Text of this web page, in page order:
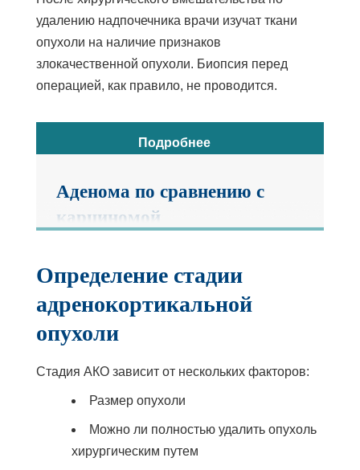
удалению надпочечника врачи изучат ткани
опухоли на наличие признаков
злокачественной опухоли. Биопсия перед
операцией, как правило, не проводится.
Подробнее
Аденома по сравнению с
карциномой
аденомы (доброкачественные) или
карциномы (злокачественные). У детей
возникать затруднения. Не все
карциномы характеризуются
опухоли, первоначально
классифицированные как аденомы,
могут быть инвазивными или
Определение стадии
адренокортикальной
опухоли
Стадия АКО зависит от нескольких факторов:
Размер опухоли
Можно ли полностью удалить опухоль
хирургическим путем